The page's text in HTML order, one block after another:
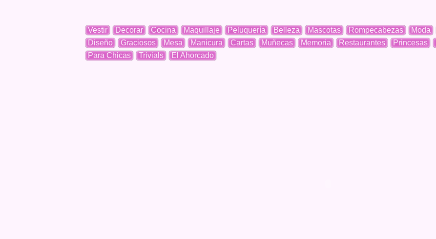
Vestir Decorar Cocina Maquillaje Peluquería Belleza Mascotas Rompecabezas Moda
Diseño
Graciosos Mesa Manicura Cartas Muñecas Memoria Restaurantes Princesas
Para Chicas
Trivials El Ahorcado